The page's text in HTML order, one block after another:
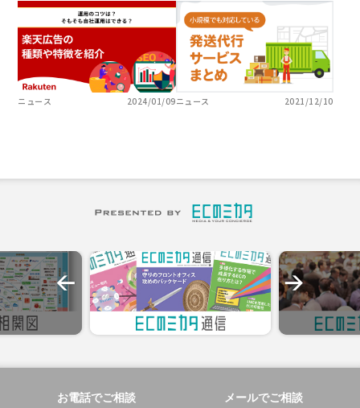
ニュース 2024/01/09ニュース 2021/12/10
お電話でご相談 メールでご相談